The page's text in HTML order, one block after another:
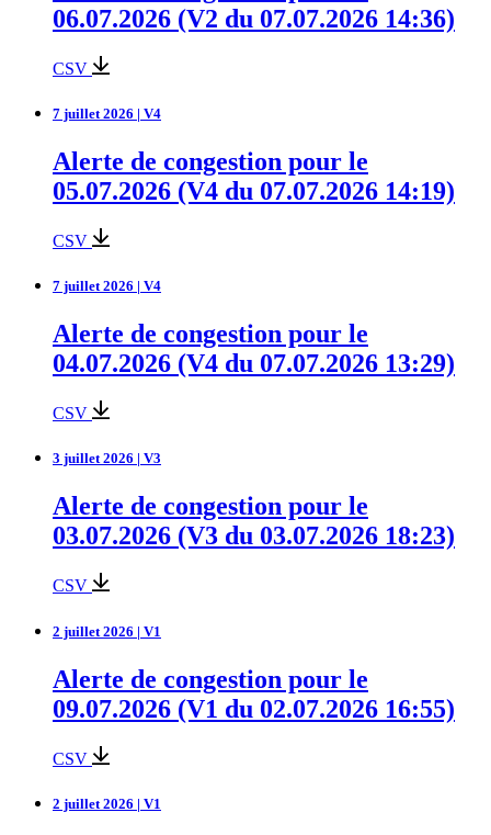
06.07.2026 (V2 du 07.07.2026 14:36)
CSV
7 juillet 2026 | V4
Alerte de congestion pour le
05.07.2026 (V4 du 07.07.2026 14:19)
CSV
7 juillet 2026 | V4
Alerte de congestion pour le
04.07.2026 (V4 du 07.07.2026 13:29)
CSV
3 juillet 2026 | V3
Alerte de congestion pour le
03.07.2026 (V3 du 03.07.2026 18:23)
CSV
2 juillet 2026 | V1
Alerte de congestion pour le
09.07.2026 (V1 du 02.07.2026 16:55)
CSV
2 juillet 2026 | V1